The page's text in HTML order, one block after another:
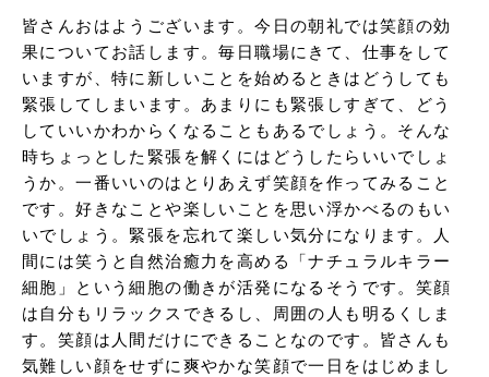
皆さんおはようございます。今日の朝礼では笑顔の効
果についてお話します。毎日職場にきて、仕事をして
いますが、特に新しいことを始めるときはどうしても
緊張してしまいます。あまりにも緊張しすぎて、どう
していいかわからくなることもあるでしょう。そんな
時ちょっとした緊張を解くにはどうしたらいいでしょ
うか。一番いいのはとりあえず笑顔を作ってみること
です。好きなことや楽しいことを思い浮かべるのもい
いでしょう。緊張を忘れて楽しい気分になります。人
間には笑うと自然治癒力を高める「ナチュラルキラー
細胞」という細胞の働きが活発になるそうです。笑顔
は自分もリラックスできるし、周囲の人も明るくしま
す。笑顔は人間だけにできることなのです。皆さんも
気難しい顔をせずに爽やかな笑顔で一日をはじめまし